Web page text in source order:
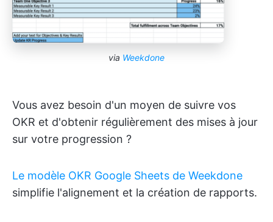
via Weekdone
Vous avez besoin d'un moyen de suivre vos
OKR et d'obtenir régulièrement des mises à jour
sur votre progression ?
Le modèle OKR Google Sheets de Weekdone
simplifie l'alignement et la création de rapports.